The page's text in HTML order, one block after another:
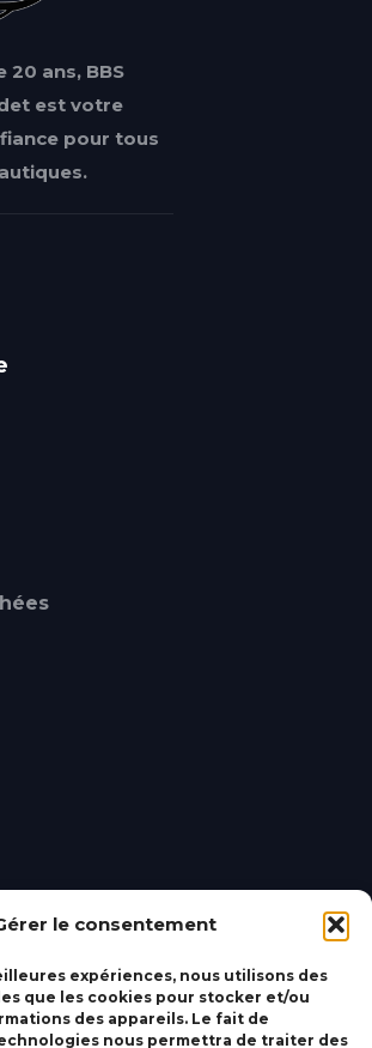
le consentement
expériences, nous utilisons des
que les cookies pour stocker et/ou
des appareils. Le fait de
nous permettra de traiter des
20 ans, BBS
est votre
pour tous
Alain Le